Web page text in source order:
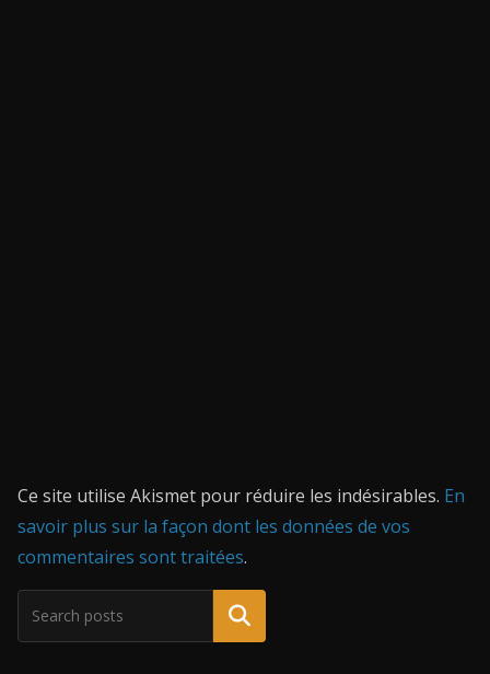
Ce site utilise Akismet pour réduire les indésirables. En
savoir plus sur la façon dont les données de vos
commentaires sont traitées.